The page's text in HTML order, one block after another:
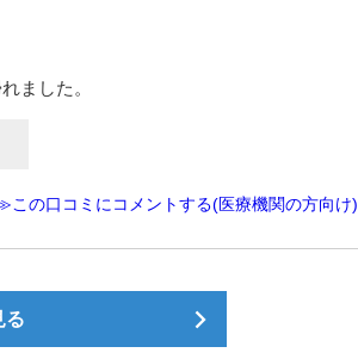
ました。
この口コミにコメントする(医療機関の方向け)
る